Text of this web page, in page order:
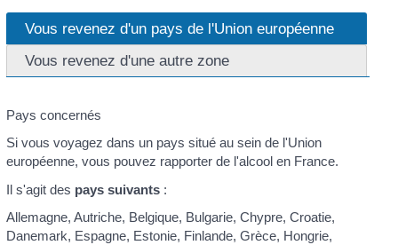
Vous revenez d'un pays de l'Union européenne
Vous revenez d'une autre zone
Pays concernés
Si vous voyagez dans un pays situé au sein de l'Union
européenne, vous pouvez rapporter de l'alcool en France.
Il s'agit des pays suivants:
Allemagne, Autriche, Belgique, Bulgarie, Chypre, Croatie,
Danemark, Espagne, Estonie, Finlande, Grèce, Hongrie,